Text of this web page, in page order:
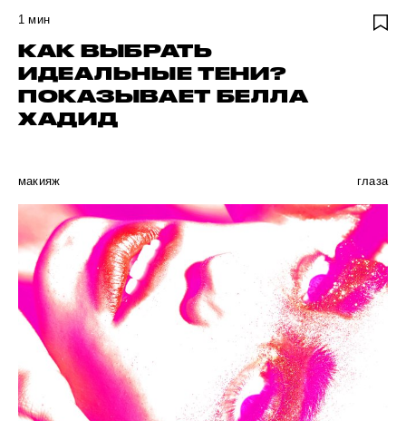
1 мин
КАК ВЫБРАТЬ
ИДЕАЛЬНЫЕ ТЕНИ?
ПОКАЗЫВАЕТ БЕЛЛА
ХАДИД
макияж глаза